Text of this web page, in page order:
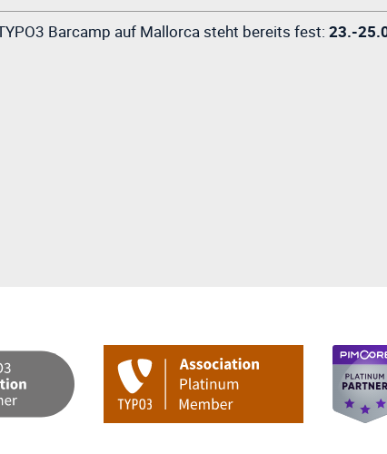
Barcamp auf Mallorca steht bereits fest: 23.-